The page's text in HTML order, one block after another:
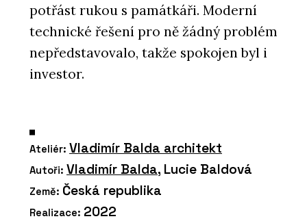
potřást rukou s památkáři. Moderní
technické řešení pro ně žádný problém
nepředstavovalo, takže spokojen byl i
investor.
Ateliér: Vladimír Balda architekt
Autoři: Vladimír Balda, Lucie Baldová
Země: Česká republika
Realizace: 2022